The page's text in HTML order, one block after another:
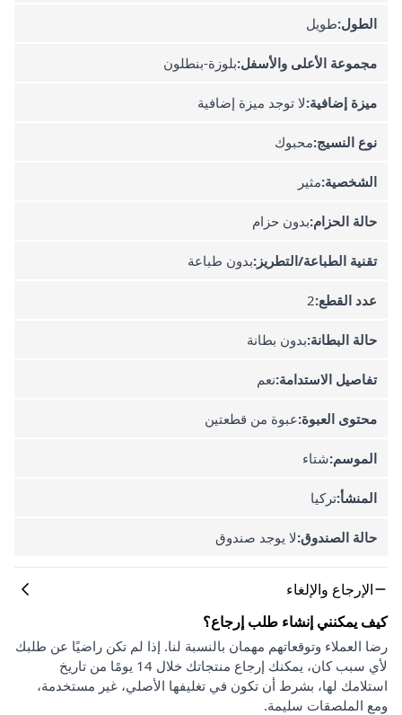
الطول:طويل
مجموعة الأعلى والأسفل:بلوزة-بنطلون
ميزة إضافية:لا توجد ميزة إضافية
نوع النسيج:محبوك
الشخصية:مثير
حالة الحزام:بدون حزام
تقنية الطباعة/التطريز:بدون طباعة
عدد القطع:2
حالة البطانة:بدون بطانة
تفاصيل الاستدامة:نعم
محتوى العبوة:عبوة من قطعتين
الموسم:شتاء
المنشأ:تركيا
حالة الصندوق:لا يوجد صندوق
الإرجاع والإلغاء
كيف يمكنني إنشاء طلب إرجاع؟
رضا العملاء وتوقعاتهم مهمان بالنسبة لنا. إذا لم تكن راضيًا عن طلبك
لأي سبب كان، يمكنك إرجاع منتجاتك خلال 14 يومًا من تاريخ
استلامك لها، بشرط أن تكون في تغليفها الأصلي، غير مستخدمة،
ومع الملصقات سليمة.